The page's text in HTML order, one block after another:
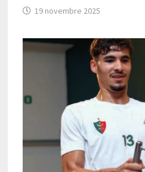
19 novembre 2025